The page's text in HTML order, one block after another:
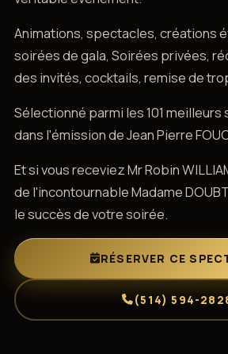
Animations, spectacles, créations
soirées de gala, Soirées privées,
des invités, cocktails, remise de
Sélectionné parmi les 101
dans l'émission de Jean Pierre
Et si vous receviez Mr Robin
de l'incontournable Madame
le succès de votre soirée.
RÉSERVER CE
(514) 594-